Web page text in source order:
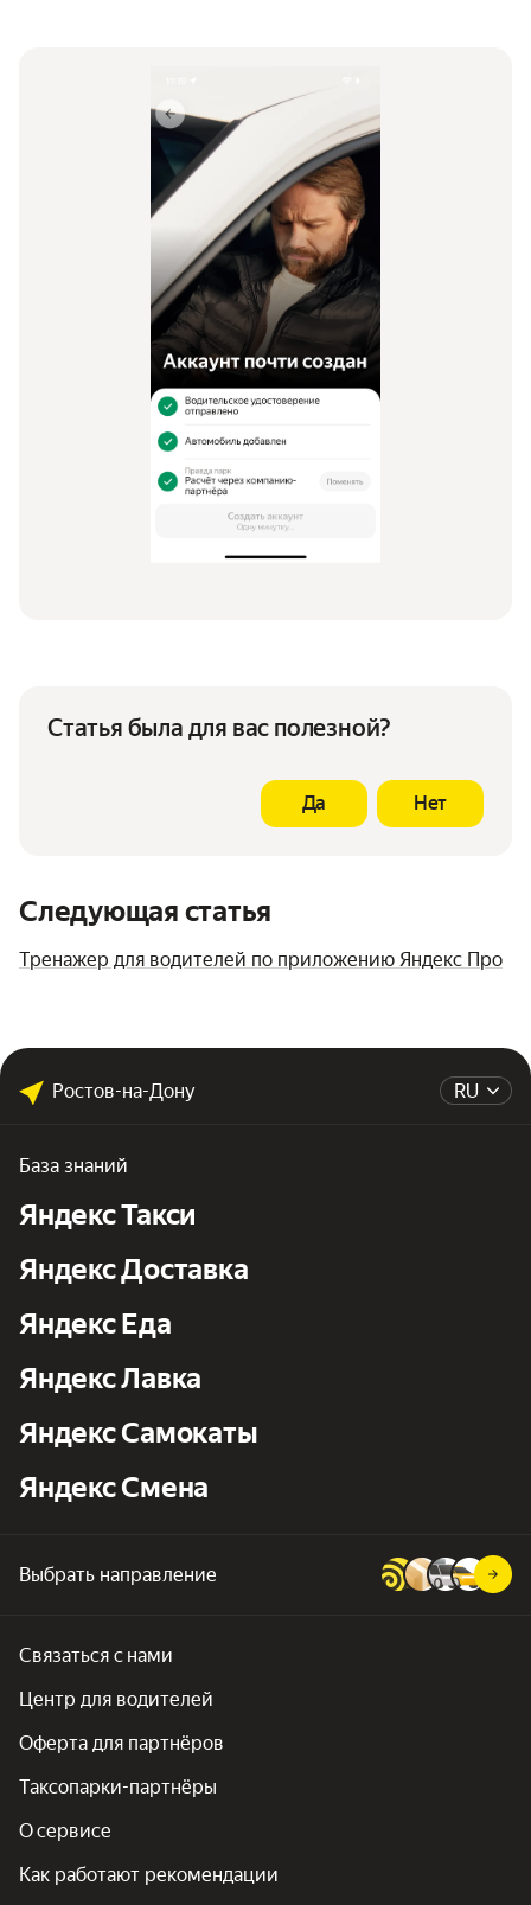
Статья была для вас полезной?
Да Нет
Следующая статья
Тренажер для водителей по приложению Яндекс Про
RU
Ростов-на-Дону
База знаний
Яндекс Такси
Яндекс Доставка
Яндекс Еда
Яндекс Лавка
Яндекс Самокаты
Яндекс Смена
Выбрать направление
Связаться с нами
Центр для водителей
Оферта для партнёров
Таксопарки-партнёры
О сервисе
Как работают рекомендации